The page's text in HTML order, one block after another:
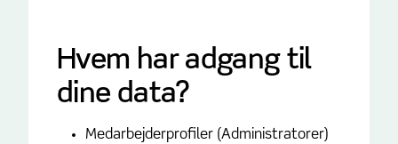
Hvem har adgang til
dine data?
Medarbejderprofiler (Administratorer)